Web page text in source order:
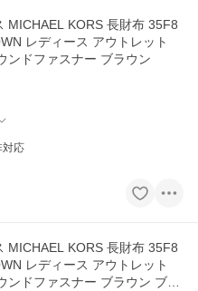
MICHAEL KORS 長財布 35F8
レディース アウトレット
ンドファスナー ブラウン
対応
MICHAEL KORS 長財布 35F8
レディース アウトレット
ンドファスナー ブラウン ブラ